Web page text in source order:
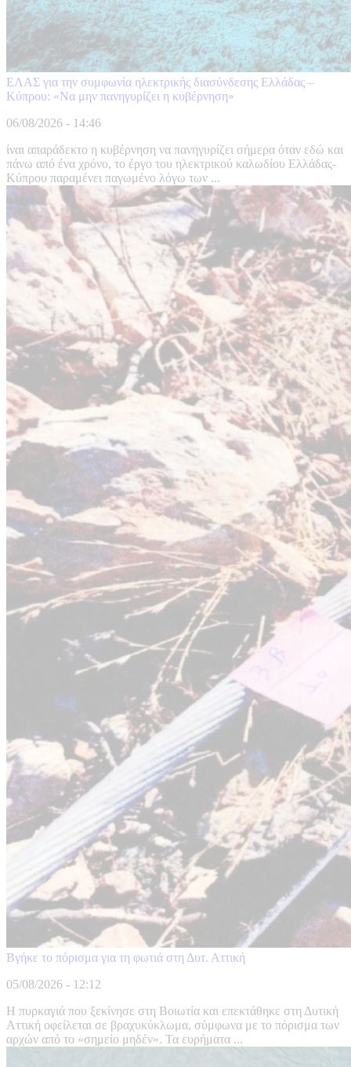
ΕΛΑΣ για την συμφωνία ηλεκτρικής διασύνδεσης Ελλάδας –
Κύπρου: «Να μην πανηγυρίζει η κυβέρνηση»
06/08/2026 - 14:46
ίναι απαράδεκτο η κυβέρνηση να πανηγυρίζει σήμερα όταν εδώ και
πάνω από ένα χρόνο, το έργο του ηλεκτρικού καλωδίου Ελλάδας-
Κύπρου παραμένει παγωμένο λόγω των ...
Βγήκε το πόρισμα για τη φωτιά στη Δυτ. Αττική
05/08/2026 - 12:12
Η πυρκαγιά που ξεκίνησε στη Βοιωτία και επεκτάθηκε στη Δυτική
Αττική οφείλεται σε βραχυκύκλωμα, σύμφωνα με το πόρισμα των
αρχών από το «σημείο μηδέν». Τα ευρήματα ...